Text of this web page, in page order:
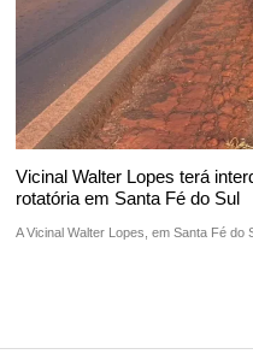
Vicinal Walter Lopes terá
rotatória em Santa Fé do Sul
A Vicinal Walter Lopes, em Santa Fé